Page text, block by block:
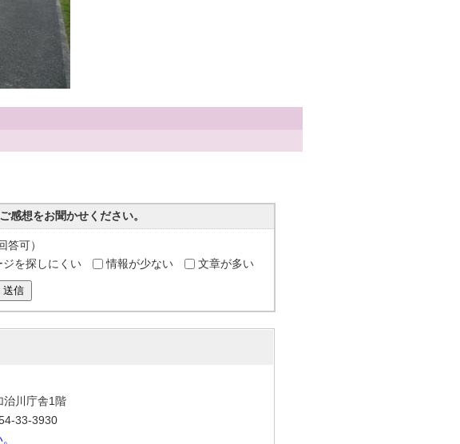
感想をお聞かせください。
答可）
ジを探しにくい 情報が少ない 文章が多い
送信
川庁舎1階
33-3930